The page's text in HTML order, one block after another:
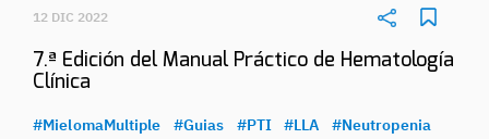
12 DIC 2022
7.ª Edición del Manual Práctico de Hematología
Clínica
#MielomaMultiple #Guias #PTI #LLA
#Neutropenia